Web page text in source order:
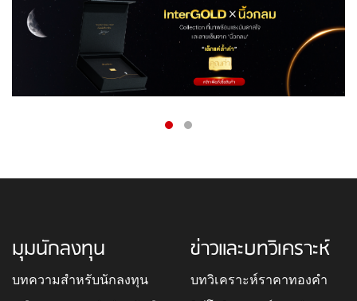
มุมนักลงทุน
บทความสำหรับนักลงทุน
ข่าวและบทวิเคราะห์
บทวิเคราะห์ราคาทองคำ